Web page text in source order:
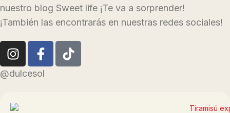
nuestro blog Sweet life ¡Te va a sorprender!
¡También las encontrarás en nuestras redes sociales!
@dulcesol